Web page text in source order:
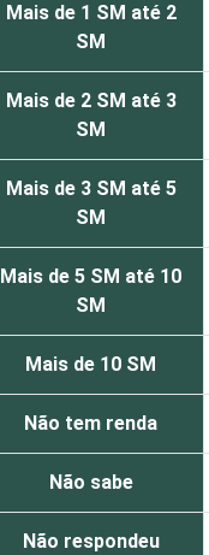
Mais de 1 SM até 2
SM
Mais de 2 SM até 3
SM
Mais de 3 SM até 5
SM
Mais de 5 SM até 10
SM
Mais de 10 SM
Não tem renda
Não sabe
Não respondeu